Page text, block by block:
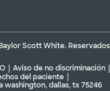
Scott White.
Aviso de no discriminación
del paciente
washington, dallas, tx 75246